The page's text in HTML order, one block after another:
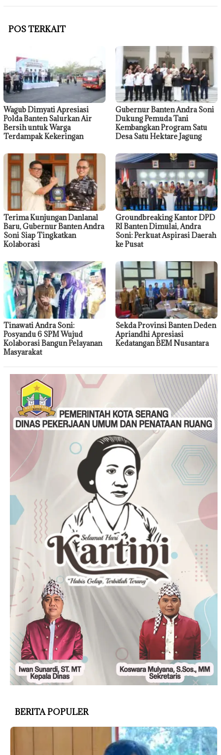
POS TERKAIT
Wagub Dimyati Apresiasi
Polda Banten Salurkan Air
Bersih untuk Warga
Terdampak Kekeringan
Gubernur Banten Andra Soni
Dukung Pemuda Tani
Kembangkan Program Satu
Desa Satu Hektare Jagung
Terima Kunjungan Danlanal
Baru, Gubernur Banten Andra
Soni Siap Tingkatkan
Kolaborasi
Groundbreaking Kantor DPD
RI Banten Dimulai, Andra
Soni: Perkuat Aspirasi Daerah
ke Pusat
Tinawati Andra Soni:
Posyandu 6 SPM Wujud
Kolaborasi Bangun Pelayanan
Masyarakat
Sekda Provinsi Banten Deden
Apriandhi Apresiasi
Kedatangan BEM Nusantara
BERITA POPULER